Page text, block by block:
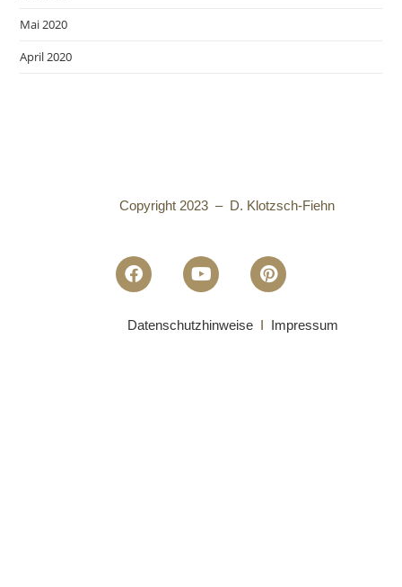
Mai 2020
April 2020
Copyright 2023 – D. Klotzsch-Fiehn
Datenschutzhinweise I Impressum